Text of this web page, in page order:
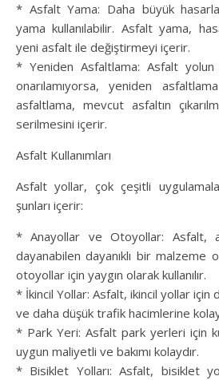
* Asfalt Yama: Daha büyük
yama kullanılabilir. Asfalt yama,
yeni asfalt ile değiştirmeyi içerir.
* Yeniden Asfaltlama: Asfalt yolun
onarılamıyorsa, yeniden
asfaltlama, mevcut asfaltın
serilmesini içerir.
Asfalt Kullanımları
Asfalt yollar, çok çeşitli
şunları içerir:
* Anayollar ve Otoyollar: Asfalt,
dayanabilen dayanıklı bir malzeme
otoyollar için yaygın olarak kullanılır.
* İkincil Yollar: Asfalt, ikincil yollar
ve daha düşük trafik hacimlerine
* Park Yeri: Asfalt park yerleri için
uygun maliyetli ve bakımı kolaydır.
* Bisiklet Yolları: Asfalt, bisiklet